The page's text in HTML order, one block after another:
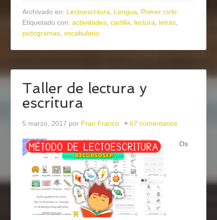
Archivado en: Lectoescritura, Lengua, Primer ciclo
Etiquetado con:actividades,cartilla, lectura, letras,
pictogramas,vocabulario
Taller de lectura y
escritura
5 marzo, 2017 por Fran Franco 67 comentarios
Os